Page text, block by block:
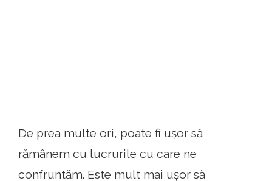
De prea multe ori, poate fi ușor să
rămânem cu lucrurile cu care ne
confruntăm. Este mult mai ușor să